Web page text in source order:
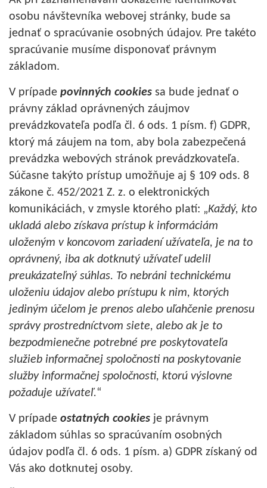
osobu návštevníka webovej stránky, bude sa
jednať o spracúvanie osobných údajov. Pre takéto
spracúvanie musíme disponovať právnym
základom.
V prípade povinných cookies sa bude jednať o
právny základ oprávnených záujmov
prevádzkovateľa podľa čl. 6 ods. 1 písm. f) GDPR,
ktorý má záujem na tom, aby bola zabezpečená
prevádzka webových stránok prevádzkovateľa.
Súčasne takýto prístup umožňuje aj § 109 ods. 8
zákone č. 452/2021 Z. z. o elektronických
komunikáciách, v zmysle ktorého platí: „Každý, kto
ukladá alebo získava prístup k informáciám
uloženým v koncovom zariadení užívateľa, je na to
oprávnený, iba ak dotknutý užívateľ udelil
preukázateľný súhlas. To nebráni technickému
uloženiu údajov alebo prístupu k nim, ktorých
jediným účelom je prenos alebo uľahčenie prenosu
správy prostredníctvom siete, alebo ak je to
bezpodmienečne potrebné pre poskytovateľa
služieb informačnej spoločnosti na poskytovanie
služby informačnej spoločnosti, ktorú výslovne
požaduje užívateľ.“
V prípade ostatných cookies je právnym
základom súhlas so spracúvaním osobných
údajov podľa čl. 6 ods. 1 písm. a) GDPR získaný od
Vás ako dotknutej osoby.